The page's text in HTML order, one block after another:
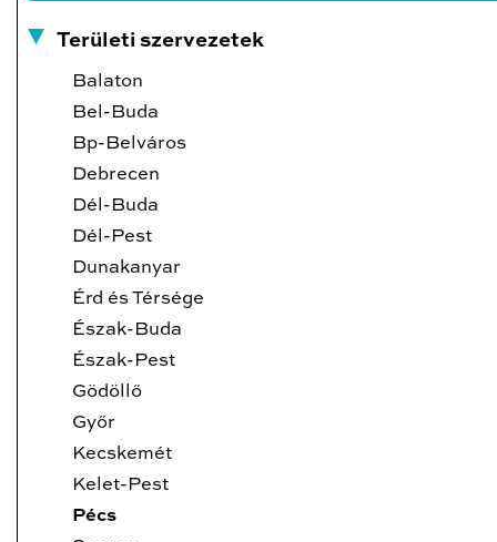
Területi szervezetek
Balaton
Bel-Buda
Bp-Belváros
Debrecen
Dél-Buda
Dél-Pest
Dunakanyar
Érd és Térsége
Észak-Buda
Észak-Pest
Gödöllő
Győr
Kecskemét
Kelet-Pest
Pécs